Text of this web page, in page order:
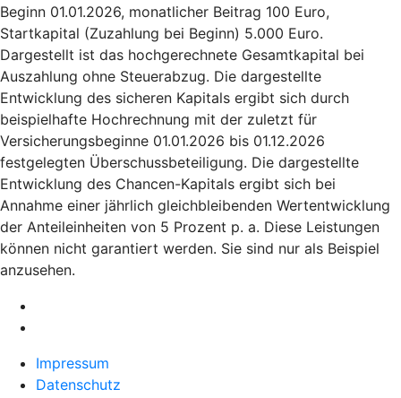
Beginn 01.01.2026, monatlicher Beitrag 100 Euro,
Startkapital (Zuzahlung bei Beginn) 5.000 Euro.
Dargestellt ist das hochgerechnete Gesamtkapital bei
Auszahlung ohne Steuerabzug. Die dargestellte
Entwicklung des sicheren Kapitals ergibt sich durch
beispielhafte Hochrechnung mit der zuletzt für
Versicherungsbeginne 01.01.2026 bis 01.12.2026
festgelegten Überschussbeteiligung. Die dargestellte
Entwicklung des Chancen-Kapitals ergibt sich bei
Annahme einer jährlich gleichbleibenden Wertentwicklung
der Anteileinheiten von 5 Prozent p. a. Diese Leistungen
können nicht garantiert werden. Sie sind nur als Beispiel
anzusehen.
Impressum
Datenschutz